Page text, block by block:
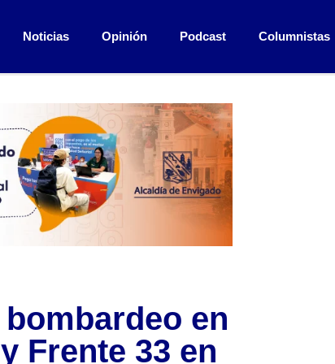
Noticias Opinión Podcast Columnistas
en
Frente 33 en